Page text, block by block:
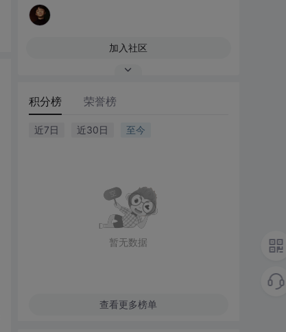
加入社区
积分榜 荣誉榜
近7日 近30日 至今
暂无数据
查看更多榜单